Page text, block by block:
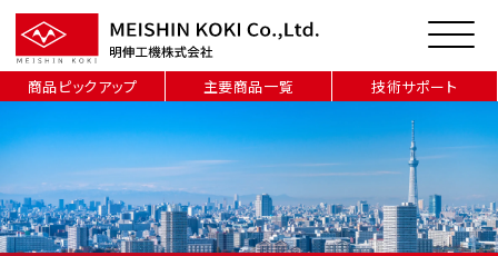
商品ピックアップ 主要商品一覧 技術サポート